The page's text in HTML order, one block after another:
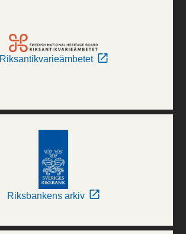
Riksantikvarieämbetet
Riksbankens arkiv